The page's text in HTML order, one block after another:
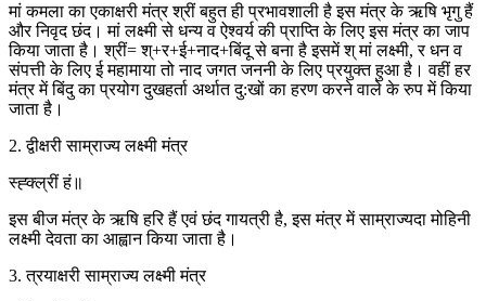
मां कमला का एकाक्षरी मंत्र श्रीं बहुत ही प्रभावशाली है इस मंत्र के ऋषि भृगु हैं
और निवृद छंद। मां लक्ष्मी से धन्य व ऐश्वर्य की प्राप्ति के लिए इस मंत्र का जाप
किया जाता है। श्रीं= श्+र+ई+नाद+बिंदू से बना है इसमें श् मां लक्ष्मी, र धन व
संपत्ती के लिए ई महामाया तो नाद जगत जननी के लिए प्रयुक्त हुआ है। वहीं हर
मंत्र में बिंदु का प्रयोग दुखहर्ता अर्थात दु:खों का हरण करने वाले के रुप में किया
जाता है।
2. द्वीक्षरी साम्राज्य लक्ष्मी मंत्र
स्ह्क्ल्रीं हं॥
इस बीज मंत्र के ऋषि हरि हैं एवं छंद गायत्री है, इस मंत्र में साम्राज्यदा मोहिनी
लक्ष्मी देवता का आह्वान किया जाता है।
3. त्रयाक्षरी साम्राज्य लक्ष्मी मंत्र